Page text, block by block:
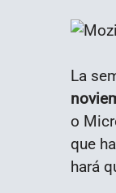
La
o
que
hará